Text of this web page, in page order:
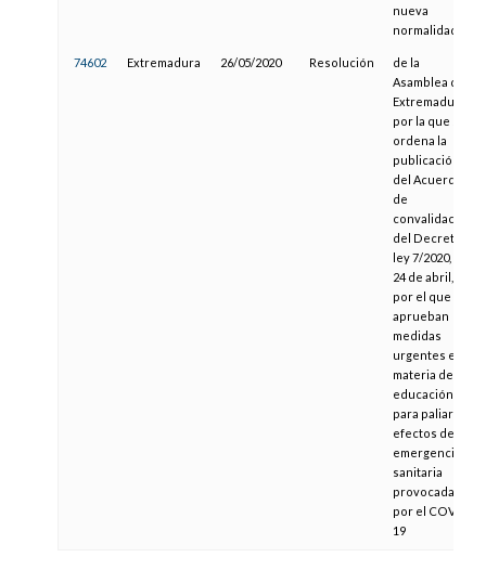
nueva
normalidad
74602 Extremadura 26/05/2020 Resolución
de la
Asamblea de
Extremadura,
por la que se
ordena la
publicación
del Acuerdo
de
convalidación
del Decreto-
ley 7/2020, de
24 de abril,
por el que se
aprueban
medidas
urgentes en
materia de
educación,
para paliar los
efectos de la
emergencia
sanitaria
provocada
por el COVID-
19